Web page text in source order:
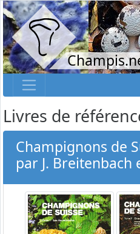
Livres de
Champignons de
par J. Breitenbach